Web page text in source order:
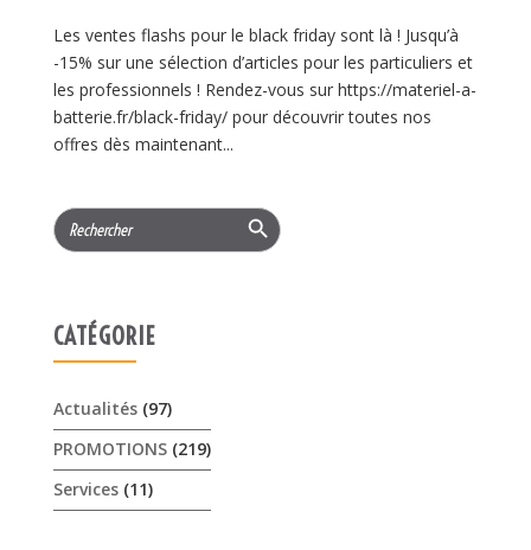
Les ventes flashs pour le black friday sont là ! Jusqu’à
-15% sur une sélection d’articles pour les particuliers et
les professionnels ! Rendez-vous sur https://materiel-a-
batterie.fr/black-friday/ pour découvrir toutes nos
offres dès maintenant...
Search
for:
Search Button
CATÉGORIE
Actualités(97)
PROMOTIONS(219)
Services(11)